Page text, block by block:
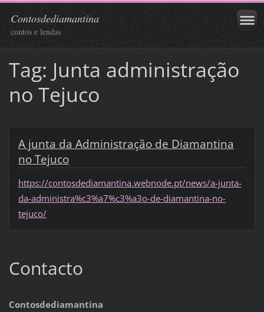
Contosdediamantina
contos e lendas
Tag: Junta administração
no Tejuco
A junta da Administração de Diamantina
no Tejuco
https://contosdediamantina.webnode.pt/news/a-junta-
da-administra%c3%a7%c3%a3o-de-diamantina-no-
tejuco/
Contacto
Contosdediamantina